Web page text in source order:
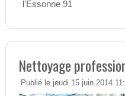
l'Essonne 91
Nettoyage
Publié le jeudi 15 juin 2014